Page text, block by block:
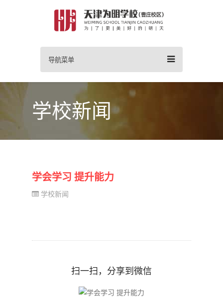
导航菜单
学校新闻
学会学习 提升能力
学校新闻
扫一扫，分享到微信